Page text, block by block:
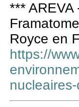
*** AREVA
Royce en
https://